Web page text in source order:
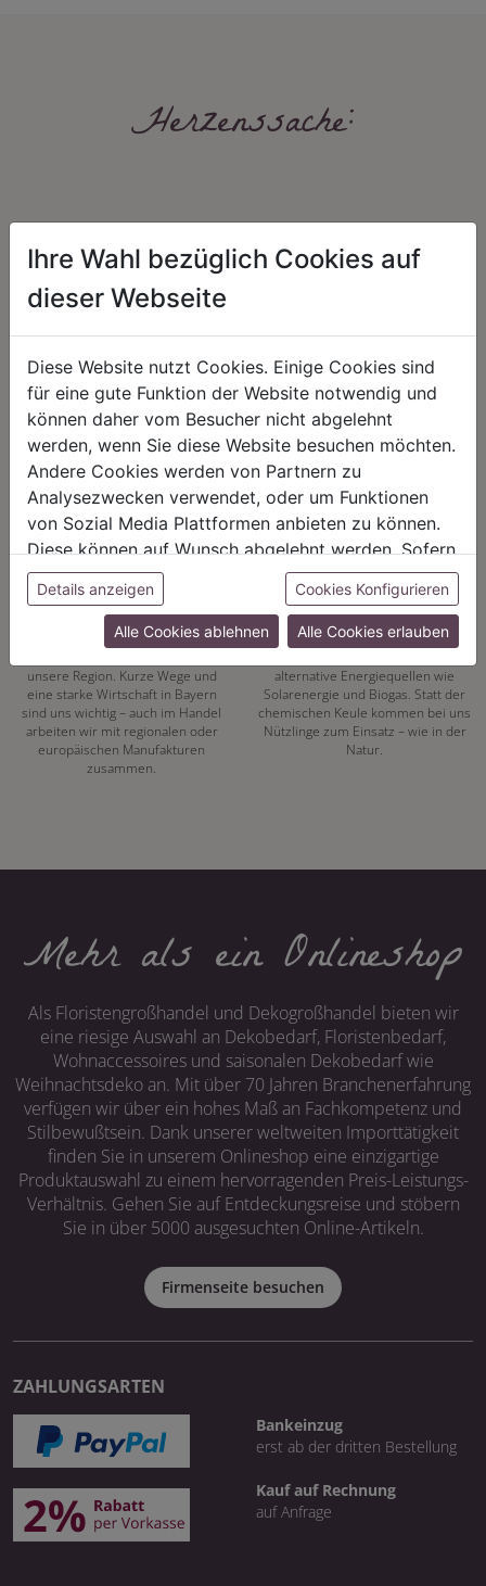
Herzenssache:
Unser Sortiment steht für ein
positives Lebensgefühl. Wir
schenken natürliche, stilvolle
Momente für harmonische Stunden
zu Hause – den Ort, an dem
Menschen sich geborgen fühlen und
positive Energie schöpfen.
Nicht immer ist der günstigste Preis
auch ein guter Preis. Wir handeln
fair – im Hinblick auf unsere
Kalkulation, angemessene
Entlohnung und unsere
Geschäftsbeziehungen.
REGIONALITÄT
Mit unserer eigenen
unsere Region. Kurze Wege und
eine starke Wirtschaft in Bayern
sind uns wichtig – auch im Handel
arbeiten wir mit regionalen oder
europäischen Manufakturen
zusammen.
NACHHALTIGKEIT
Energiewende hat bei uns Tradition.
alternative Energiequellen wie
Solarenergie und Biogas. Statt der
chemischen Keule kommen bei uns
Nützlinge zum Einsatz – wie in der
Natur.
Mehr als ein Onlineshop
Als Floristengroßhandel und Dekogroßhandel bieten wir
eine riesige Auswahl an Dekobedarf, Floristenbedarf,
Wohnaccessoires und saisonalen Dekobedarf wie
Weihnachtsdeko an. Mit über 70 Jahren Branchenerfahrung
verfügen wir über ein hohes Maß an Fachkompetenz und
Stilbewußtsein. Dank unserer weltweiten Importtätigkeit
finden Sie in unserem Onlineshop eine einzigartige
Produktauswahl zu einem hervorragenden Preis-Leistungs-
Verhältnis. Gehen Sie auf Entdeckungsreise und stöbern
Sie in über 5000 ausgesuchten Online-Artikeln.
Firmenseite besuchen
ZAHLUNGSARTEN
Bankeinzug
erst ab der dritten Bestellung
Kauf auf Rechnung
auf Anfrage
Ihre Wahl bezüglich Cookies auf
dieser Webseite
Diese Website nutzt Cookies. Einige Cookies sind
für eine gute Funktion der Website notwendig und
können daher vom Besucher nicht abgelehnt
werden, wenn Sie diese Website besuchen möchten.
Andere Cookies werden von Partnern zu
Analysezwecken verwendet, oder um Funktionen
von Sozial Media Plattformen anbieten zu können.
Diese können auf Wunsch abgelehnt werden. Sofern
sie unsere Webseite weiter nutzen, geben Sie
Einwilligung zu unseren Cookies.
Details anzeigen Cookies Konfigurieren
Alle Cookies ablehnen Alle Cookies erlauben